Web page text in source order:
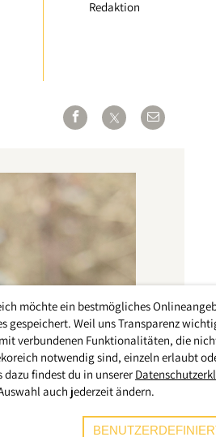
Redaktion
möchte ein bestmögliches
gespeichert. Weil uns Transparenz
verbundenen Funktionalitäten, die
notwendig sind, einzeln erlaubt
dazu findest du in unserer
auch jederzeit ändern.